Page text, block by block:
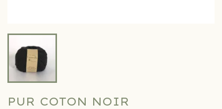
PUR COTON NOIR